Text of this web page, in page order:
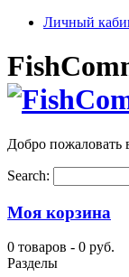
Личный
Добро пожаловать
Search:
Моя корзина
0 товаров - 0 руб.
Разделы